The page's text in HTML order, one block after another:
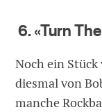
6. «Turn
Noch ein Stück
diesmal von
manche